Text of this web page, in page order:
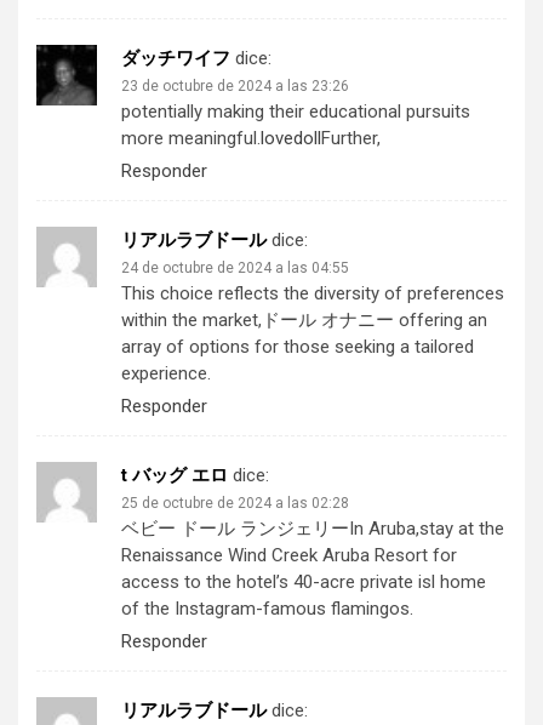
ダッチワイフ dice:
23 de octubre de 2024 a las 23:26
potentially making their educational pursuits
more meaningful.lovedollFurther,
Responder
リアルラブドール dice:
24 de octubre de 2024 a las 04:55
This choice reflects the diversity of preferences
within the market, ドール オナニー offering an
array of options for those seeking a tailored
experience.
Responder
t バッグ エロ dice:
25 de octubre de 2024 a las 02:28
ベビー ドール ランジェリーIn Aruba,stay at the
Renaissance Wind Creek Aruba Resort for
access to the hotel’s 40-acre private isl home
of the Instagram-famous flamingos.
Responder
リアルラブドール dice: